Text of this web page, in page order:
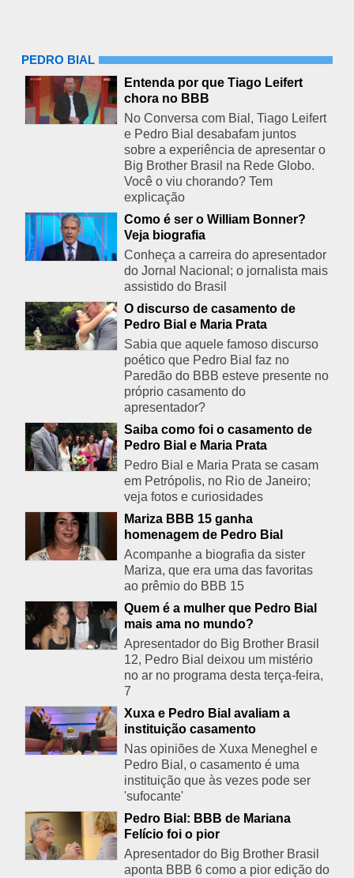
PEDRO BIAL
Entenda por que Tiago Leifert
chora no BBB
No Conversa com Bial, Tiago Leifert
e Pedro Bial desabafam juntos
sobre a experiência de apresentar o
Big Brother Brasil na Rede Globo.
Você o viu chorando? Tem
explicação
Como é ser o William Bonner?
Veja biografia
Conheça a carreira do apresentador
do Jornal Nacional; o jornalista mais
assistido do Brasil
O discurso de casamento de
Pedro Bial e Maria Prata
Sabia que aquele famoso discurso
poético que Pedro Bial faz no
Paredão do BBB esteve presente no
próprio casamento do
apresentador?
Saiba como foi o casamento de
Pedro Bial e Maria Prata
Pedro Bial e Maria Prata se casam
em Petrópolis, no Rio de Janeiro;
veja fotos e curiosidades
Mariza BBB 15 ganha
homenagem de Pedro Bial
Acompanhe a biografia da sister
Mariza, que era uma das favoritas
ao prêmio do BBB 15
Quem é a mulher que Pedro Bial
mais ama no mundo?
Apresentador do Big Brother Brasil
12, Pedro Bial deixou um mistério
no ar no programa desta terça-feira,
7
Xuxa e Pedro Bial avaliam a
instituição casamento
Nas opiniões de Xuxa Meneghel e
Pedro Bial, o casamento é uma
instituição que às vezes pode ser
'sufocante'
Pedro Bial: BBB de Mariana
Felício foi o pior
Apresentador do Big Brother Brasil
aponta BBB 6 como a pior edição do